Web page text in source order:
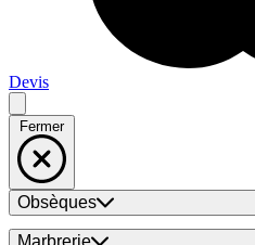
Devis
Fermer
Obsèques
Marbrerie